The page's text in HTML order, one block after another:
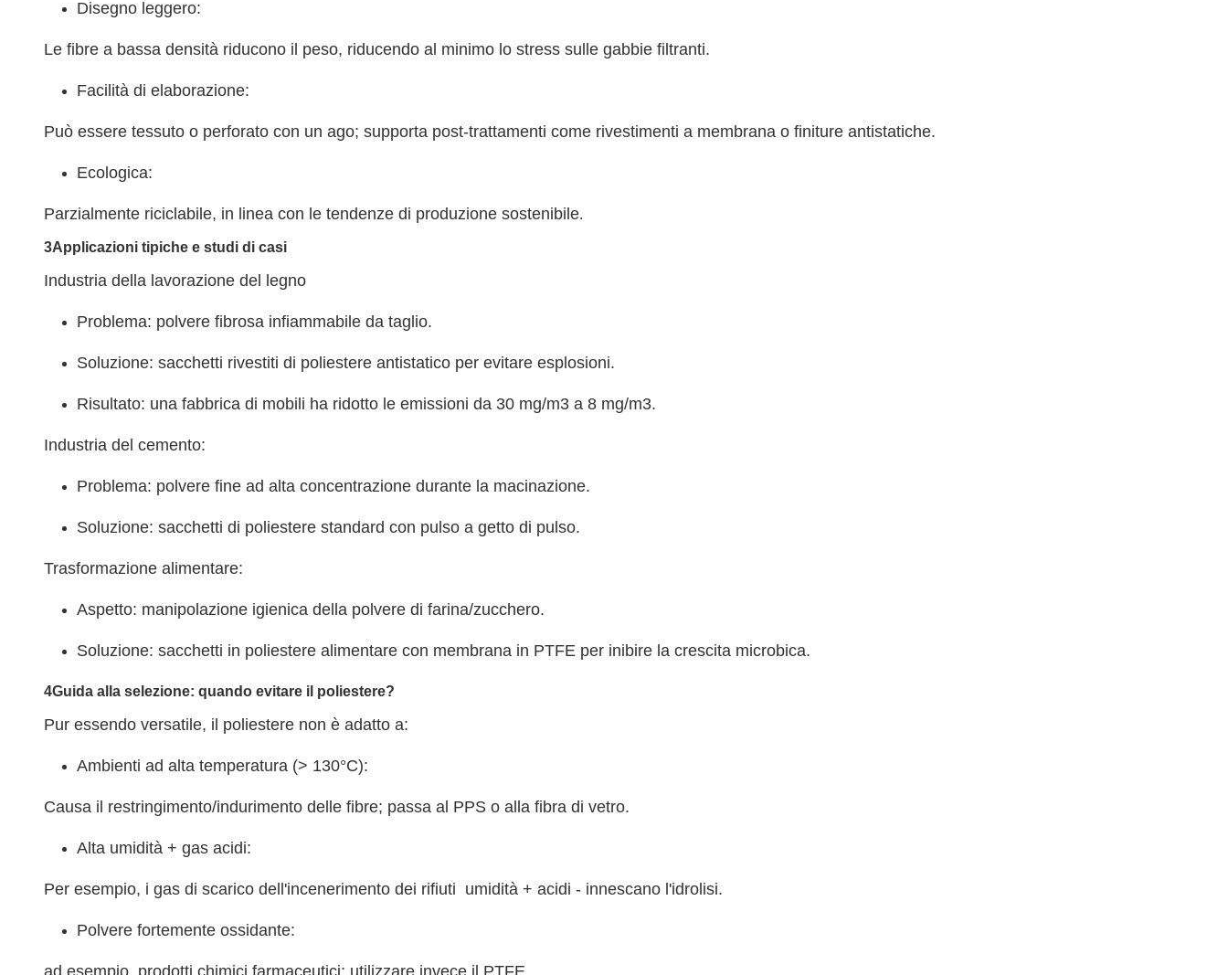
Disegno leggero:
Le fibre a bassa densità riducono il peso, riducendo al minimo lo stress sulle gabbie filtranti.
Facilità di elaborazione:
Può essere tessuto o perforato con un ago; supporta post-trattamenti come rivestimenti a membrana o finiture antistatiche.
Ecologica:
Parzialmente riciclabile, in linea con le tendenze di produzione sostenibile.
3Applicazioni tipiche e studi di casi
Industria della lavorazione del legno
Problema: polvere fibrosa infiammabile da taglio.
Soluzione: sacchetti rivestiti di poliestere antistatico per evitare esplosioni.
Risultato: una fabbrica di mobili ha ridotto le emissioni da 30 mg/m3 a 8 mg/m3.
Industria del cemento:
Problema: polvere fine ad alta concentrazione durante la macinazione.
Soluzione: sacchetti di poliestere standard con pulso a getto di pulso.
Trasformazione alimentare:
Aspetto: manipolazione igienica della polvere di farina/zucchero.
Soluzione: sacchetti in poliestere alimentare con membrana in PTFE per inibire la crescita microbica.
4Guida alla selezione: quando evitare il poliestere?
Pur essendo versatile, il poliestere non è adatto a:
Ambienti ad alta temperatura (> 130°C):
Causa il restringimento/indurimento delle fibre; passa al PPS o alla fibra di vetro.
Alta umidità + gas acidi:
Per esempio, i gas di scarico dell'incenerimento dei rifiuti  umidità + acidi - innescano l'idrolisi.
Polvere fortemente ossidante:
ad esempio, prodotti chimici farmaceutici; utilizzare invece il PTFE.